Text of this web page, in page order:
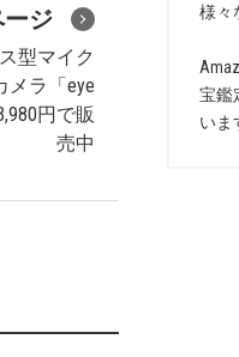
ジ
型マイク
メラ「eye
円で販
売中
様々
宝鑑
いま